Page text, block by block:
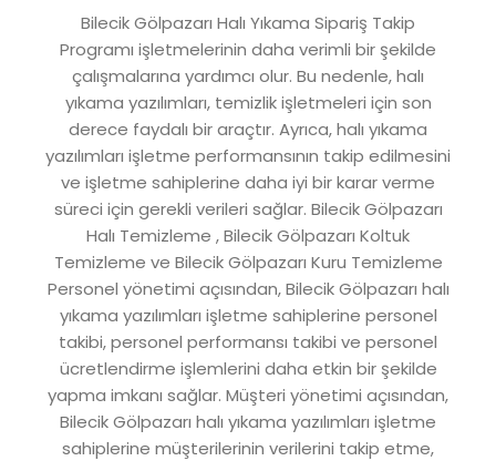
Bilecik Gölpazarı Halı Yıkama Sipariş Takip
Programı işletmelerinin daha verimli bir şekilde
çalışmalarına yardımcı olur. Bu nedenle, halı
yıkama yazılımları, temizlik işletmeleri için son
derece faydalı bir araçtır. Ayrıca, halı yıkama
yazılımları işletme performansının takip edilmesini
ve işletme sahiplerine daha iyi bir karar verme
süreci için gerekli verileri sağlar. Bilecik Gölpazarı
Halı Temizleme , Bilecik Gölpazarı Koltuk
Temizleme ve Bilecik Gölpazarı Kuru Temizleme
Personel yönetimi açısından, Bilecik Gölpazarı halı
yıkama yazılımları işletme sahiplerine personel
takibi, personel performansı takibi ve personel
ücretlendirme işlemlerini daha etkin bir şekilde
yapma imkanı sağlar. Müşteri yönetimi açısından,
Bilecik Gölpazarı halı yıkama yazılımları işletme
sahiplerine müşterilerinin verilerini takip etme,